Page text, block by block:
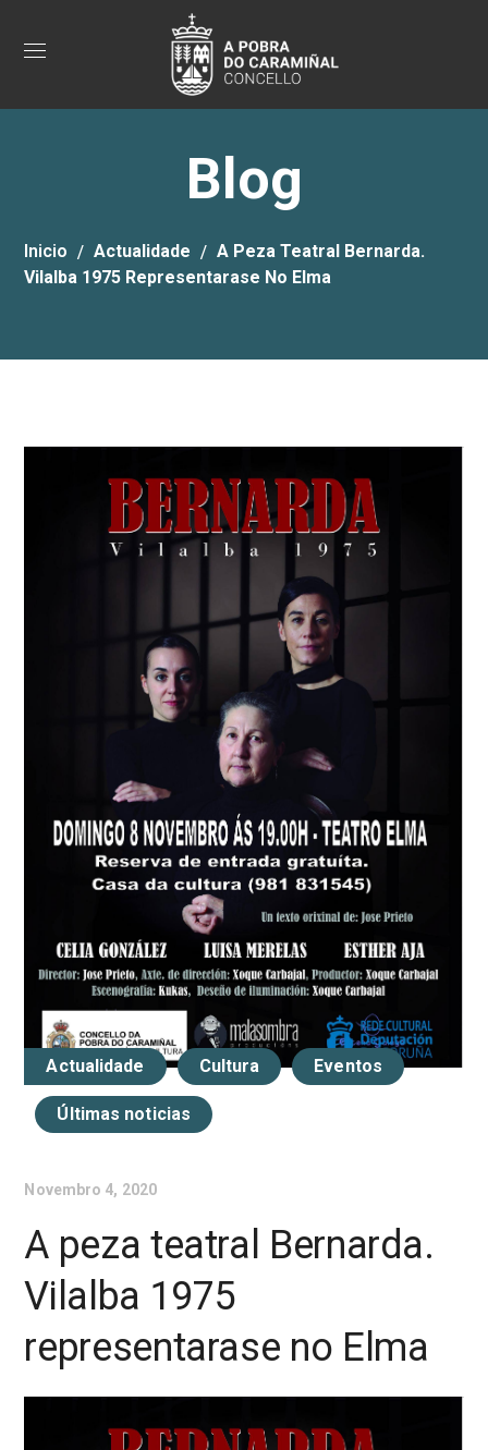
Blog
Inicio Actualidade
A Peza Teatral Bernarda.
Vilalba 1975 Representarase No Elma
Actualidade Cultura Eventos
Últimas noticias
Novembro 4, 2020
A peza teatral Bernarda.
Vilalba 1975
representarase no Elma